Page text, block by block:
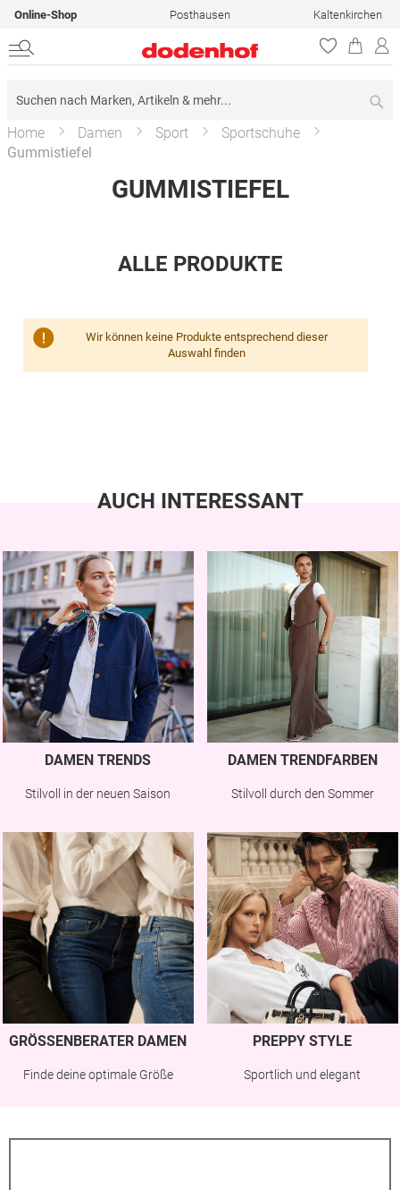
Online-Shop Posthausen Kaltenkirchen
Home Damen Sport
Sportschuhe
Gummistiefel
GUMMISTIEFEL
ALLE PRODUKTE
Wir können keine Produkte entsprechend dieser
Auswahl finden
AUCH INTERESSANT
DAMEN TRENDS
Stilvoll in der neuen Saison
DAMEN TRENDFARBEN
Stilvoll durch den Sommer
GRÖSSENBERATER DAMEN
Finde deine optimale Größe
PREPPY STYLE
Sportlich und elegant